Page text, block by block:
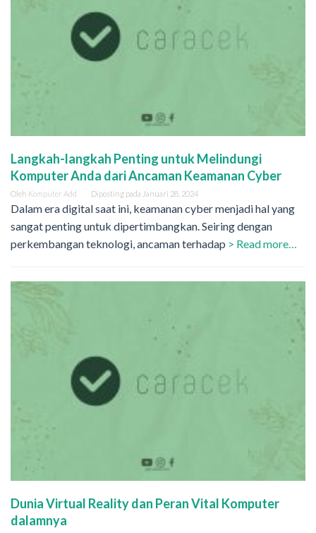
Langkah-langkah Penting untuk Melindungi
Komputer Anda dari Ancaman Keamanan Cyber
Oleh Komputer Add Diposting pada Januari 28, 2024
Dalam era digital saat ini, keamanan cyber menjadi hal yang
sangat penting untuk dipertimbangkan. Seiring dengan
perkembangan teknologi, ancaman terhadap > Read more…
Dunia Virtual Reality dan Peran Vital Komputer
dalamnya